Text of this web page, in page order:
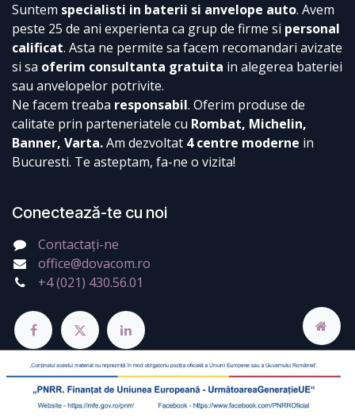
Suntem specialisti in baterii si anvelope auto. Avem
peste 25 de ani experienta ca grup de firme si personal
calificat. Asta ne permite sa facem recomandari avizate
si sa oferim consultanta gratuita in alegerea bateriei
sau anvelopelor potrivite.
Ne facem treaba responsabil. Oferim produse de
calitate prin parteneriatele cu Rombat, Michelin,
Banner, Varta.Am dezvoltat 4 centre moderne in
Bucuresti. Te asteptam, fa-ne o vizita!
Conectează-te cu noi
Contactați-ne
office@dovacom.ro
+4 (021) 430.56.01